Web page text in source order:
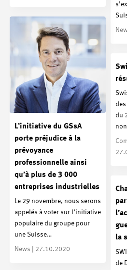
L’initiative du GSsA
porte préjudice à la
prévoyance
professionnelle ainsi
qu’à plus de 3 000
entreprises industrielles
Le 29 novembre, nous serons
appelés à voter sur l’initiative
populaire du groupe pour
une Suisse…
News | 27.10.2020
du
la
de